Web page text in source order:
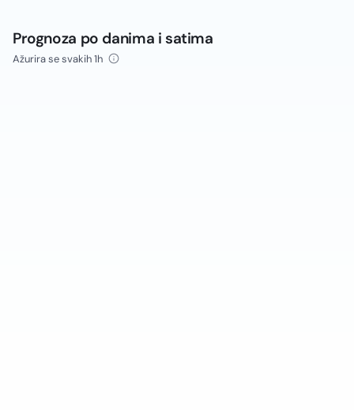
Prognoza po danima i satima
Ažurira se svakih 1h